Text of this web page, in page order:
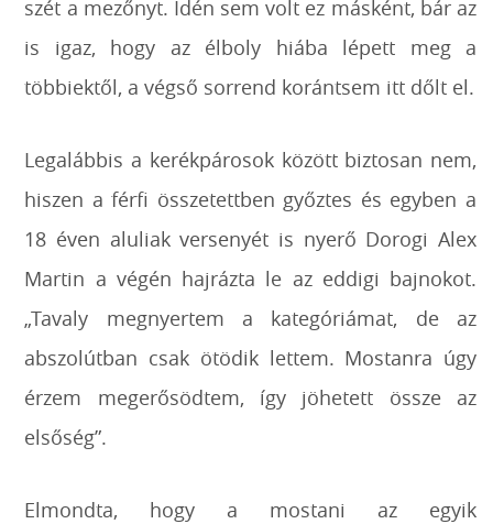
szét a mezőnyt. Idén sem volt ez másként, bár az
is igaz, hogy az élboly hiába lépett meg a
többiektől, a végső sorrend korántsem itt dőlt el.
Legalábbis a kerékpárosok között biztosan nem,
hiszen a férfi összetettben győztes és egyben a
18 éven aluliak versenyét is nyerő Dorogi Alex
Martin a végén hajrázta le az eddigi bajnokot.
„Tavaly megnyertem a kategóriámat, de az
abszolútban csak ötödik lettem. Mostanra úgy
érzem megerősödtem, így jöhetett össze az
elsőség”.
Elmondta, hogy a mostani az egyik